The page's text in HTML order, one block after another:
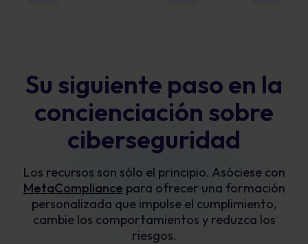
Su siguiente paso en la
concienciación sobre
ciberseguridad
Los recursos son sólo el principio. Asóciese con
MetaCompliance para ofrecer una formación
personalizada que impulse el cumplimiento,
cambie los comportamientos y reduzca los
riesgos.